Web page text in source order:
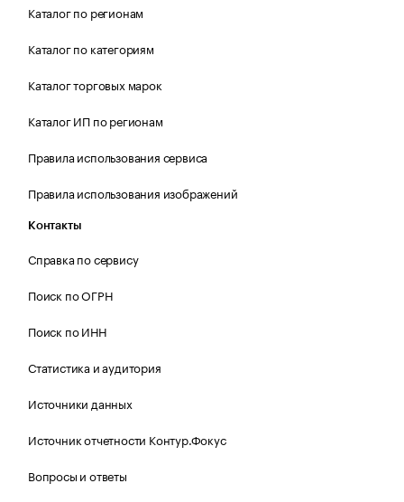
Каталог по регионам
Каталог по категориям
Каталог торговых марок
Каталог ИП по регионам
Правила использования сервиса
Правила использования изображений
Контакты
Справка по сервису
Поиск по ОГРН
Поиск по ИНН
Статистика и аудитория
Источники данных
Источник отчетности Контур.Фокус
Вопросы и ответы